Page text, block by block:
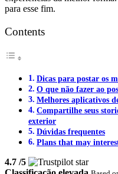
para esse fim.
Contents
Dicas para postar os
O que não fazer ao
Melhores aplicativos
Compartilhe seus
exterior
Dúvidas frequentes
Plans that may
4.7 /5